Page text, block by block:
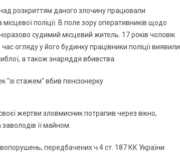
над розкриттям даного злочину працювали
поліції. В поле зору оперативників щодо
судимий місцевий житель. 17 років чоловік
огляду у його будинку працівники поліції виявили
а також знаряддя вбивства.
жертви зловмисник потрапив через вікно,
її майном.
передбачених ч.4 ст. 187 КК України